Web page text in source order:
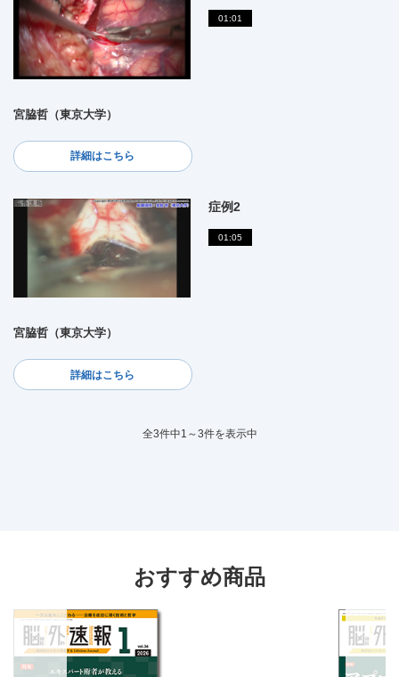
01:01
宮脇哲（東京大学）
詳細はこちら
症例2
01:05
宮脇哲（東京大学）
詳細はこちら
全3件中1～3件を表示中
おすすめ商品